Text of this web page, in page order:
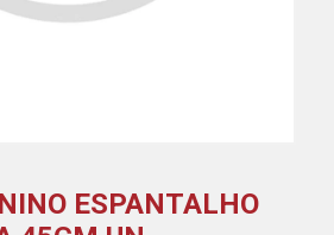
ESPANTALHO